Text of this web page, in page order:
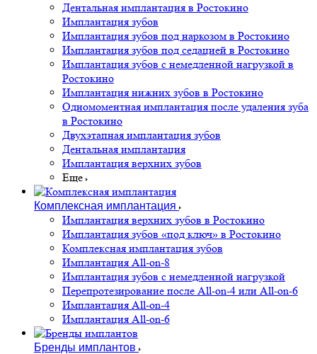
Дентальная имплантация в Ростокино
Имплантация зубов
Имплантация зубов под наркозом в Ростокино
Имплантация зубов под седацией в Ростокино
Имплантация зубов с немедленной нагрузкой в
Ростокино
Имплантация нижних зубов в Ростокино
Одномоментная имплантация после удаления зуба
в Ростокино
Двухэтапная имплантация зубов
Дентальная имплантация
Имплантация верхних зубов
Еще
Комплексная имплантация
Имплантация верхних зубов в Ростокино
Имплантация зубов «под ключ» в Ростокино
Комплексная имплантация зубов
Имплантация All-on-8
Имплантация зубов с немедленной нагрузкой
Перепротезирование после All-on-4 или All-on-6
Имплантация All-on-4
Имплантация All-on-6
Бренды имплантов